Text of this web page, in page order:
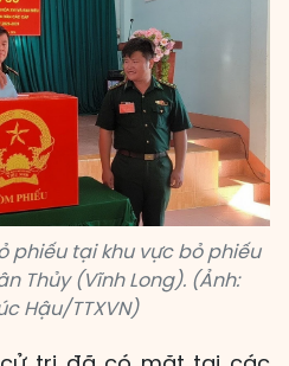
phiếu tại khu vực bỏ phiếu
Thủy (Vĩnh Long). (Ảnh:
Hậu/TTXVN)